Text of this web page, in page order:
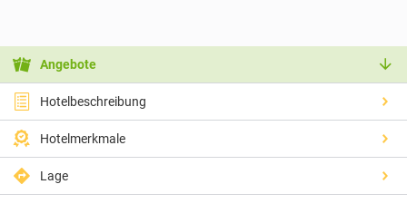
Angebote
Hotelbeschreibung
Hotelmerkmale
Lage